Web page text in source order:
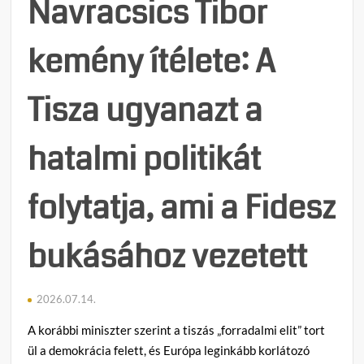
Navracsics Tibor
kemény ítélete: A
Tisza ugyanazt a
hatalmi politikát
folytatja, ami a Fidesz
bukásához vezetett
2026.07.14.
A korábbi miniszter szerint a tiszás „forradalmi elit” tort
ül a demokrácia felett, és Európa leginkább korlátozó